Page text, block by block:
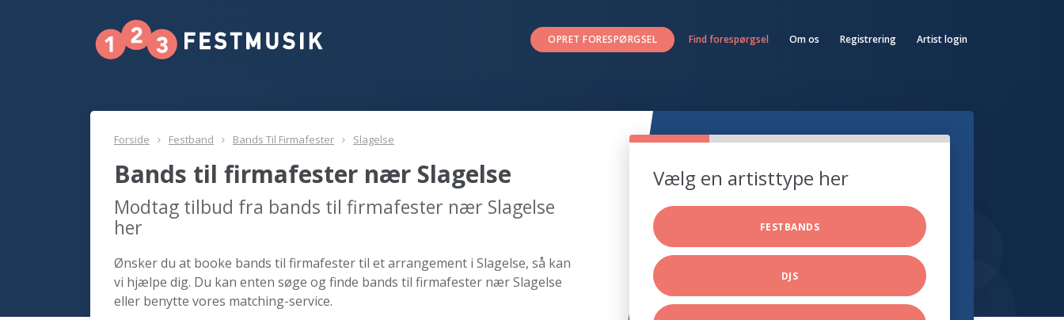
OPRET FORESPØRGSEL Find forespørgsel Om os Registrering Artist login
Forside Festband Bands Til Firmafester Slagelse
Bands til firmafester nær Slagelse
Modtag tilbud fra bands til firmafester nær Slagelse
her
Ønsker du at booke bands til firmafester til et arrangement i Slagelse, så kan
vi hjælpe dig. Du kan enten søge og finde bands til firmafester nær Slagelse
eller benytte vores matching-service.
Vælg en artisttype her
FESTBANDS
DJS